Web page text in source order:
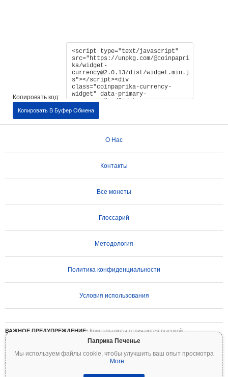
Паприка Печенье
Мы используем файлы cookie, чтобы улучшить ваш опыт просмотра
... More
Копировать код:
Копировать В Буфер Обмена
О Нас
Контакты
Все монеты
Глоссарий
Методология
Политика конфиденциальности
Условия использования
ВАЖНОЕ ПРЕДУПРЕЖДЕНИЕ:Криптовалюты отличаются высокой
волатильностью и сопряжены со значительными рисками. Вы можете потерять
часть или все свои инвестиции. Вся информация на Coinpaprika предоставляется
исключительно в информационных целях и не является финансовой или
инвестиционной рекомендацией. Всегда проводите собственное исследование
(DYOR) и консультируйтесь с квалифицированным финансовым консультантом